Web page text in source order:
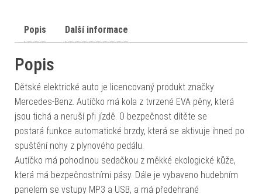
Popis Další informace
Popis
Dětské elektrické auto je licencovaný produkt značky
Mercedes-Benz. Autíčko má kola z tvrzené EVA pěny, která
jsou tichá a neruší při jízdě. O bezpečnost dítěte se
postará funkce automatické brzdy, která se aktivuje ihned po
spuštění nohy z plynového pedálu.
Autíčko má pohodlnou sedačkou z měkké ekologické kůže,
která má bezpečnostními pásy. Dále je vybaveno hudebním
panelem se vstupy MP3 a USB, a má předehrané